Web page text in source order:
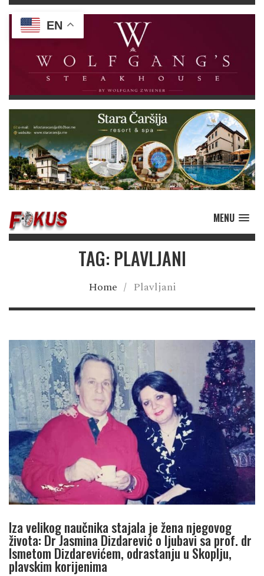
MENU
TAG: PLAVLJANI
Home / Plavljani
Iza velikog naučnika stajala je žena njegovog
života: Dr Jasmina Dizdarević o ljubavi sa prof. dr
Ismetom Dizdarevićem, odrastanju u Skoplju,
plavskim korijenima
EN